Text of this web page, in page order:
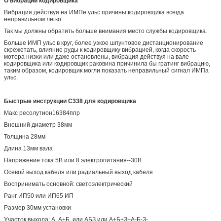
Вибрация действуя на ИМПе ульс причины кодировщика всегда
неправильном легко.
Так мы должны обратить больше внимания место службы кодировщика.
Больше ИМП ульс в круг, более узкое шпунтовое дистанционирование
скрежетать, влияние руды к кодировщику вибрацией, когда скорость
мотора низки или даже остановлены, вибрация действуя на вале
кодировщика или кодировщик раковина причинила бы гратинг вибрацию,
таким образом, кодировщик могли показать неправильный сигнал ИМПа
ульс.
Быстрые инструкции С338 для кодировщика
Макс ресолутион16384ппр
Внешний диаметр 38мм
Толщина 28мм
Длина 13мм вала
Напряжение тока 5В или 8 электропитания--30В
Осевой выход кабеля или радиальный выход кабеля
Воспринимать основной: светоэлектрический
Ранг ИП50 или ИП65 ИП
Размер 30мм установки
Участок выхода: А, А+Б, или АБЗ или А+Б+З+А-Б-З-